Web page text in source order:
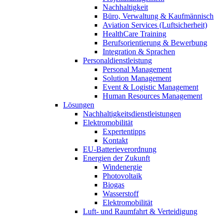
Nachhaltigkeit
Büro, Verwaltung & Kaufmännisch
Aviation Services (Luftsicherheit)
HealthCare Training
Berufsorientierung & Bewerbung
Integration & Sprachen
Personaldienstleistung
Personal Management
Solution Management
Event & Logistic Management
Human Resources Management
Lösungen
Nachhaltigkeitsdienstleistungen
Elektromobilität
Expertentipps
Kontakt
EU-Batterieverordnung
Energien der Zukunft
Windenergie
Photovoltaik
Biogas
Wasserstoff
Elektromobilität
Luft- und Raumfahrt & Verteidigung